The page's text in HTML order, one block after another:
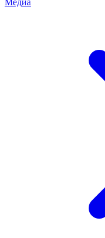
Медиа